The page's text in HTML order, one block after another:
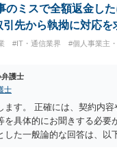
の問題 ③クライアントが
、税理士が課税方式の確認
①については、 税理士が責
定されるのが原則です。
じた結果、その責任を負う
るハードルはかなり上がり
務所では事務員が顧客対応
ールに税理士が参加して
て賠償請求の理由とするこ
ます。 ③については、 税理
ービスで実施していた場合
のミスで全額返金し
先から執拗に対応を
#IT・通信業界 #個人事業主
護士
士
ます。 正確には、契約内
を具体的にお聞きする必要
した一般論的な回答は、